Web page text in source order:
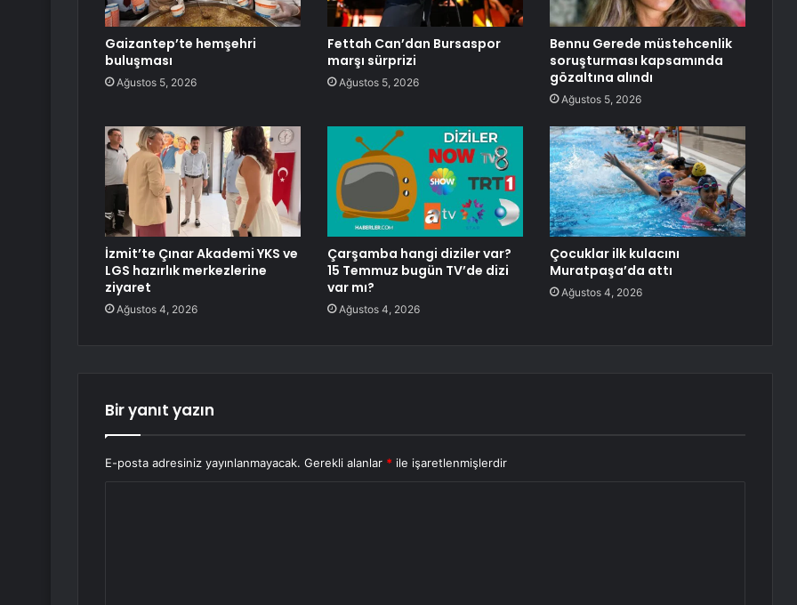
Gaizantep’te hemşehri
buluşması
Ağustos 5, 2026
Fettah Can’dan Bursaspor
marşı sürprizi
Ağustos 5, 2026
Bennu Gerede müstehcenlik
soruşturması kapsamında
gözaltına alındı
Ağustos 5, 2026
İzmit’te Çınar Akademi YKS ve
LGS hazırlık merkezlerine
ziyaret
Ağustos 4, 2026
Çarşamba hangi diziler var?
15 Temmuz bugün TV’de dizi
var mı?
Ağustos 4, 2026
Çocuklar ilk kulacını
Muratpaşa’da attı
Ağustos 4, 2026
Bir yanıt yazın
E-posta adresiniz yayınlanmayacak. Gerekli alanlar * ile işaretlenmişlerdir